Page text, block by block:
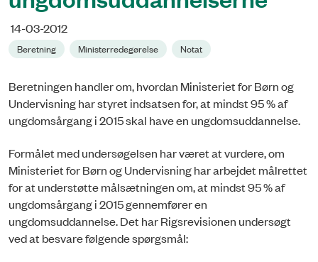
14-03-2012
Beretning Ministerredegørelse Notat
Beretningen handler om, hvordan Ministeriet for Børn og
Undervisning har styret indsatsen for, at mindst 95 % af
ungdomsårgang i 2015 skal have en ungdomsuddannelse.
Formålet med undersøgelsen har været at vurdere, om
Ministeriet for Børn og Undervisning har arbejdet målrettet
for at understøtte målsætningen om, at mindst 95 % af
ungdomsårgang i 2015 gennemfører en
ungdomsuddannelse. Det har Rigsrevisionen undersøgt
ved at besvare følgende spørgsmål: